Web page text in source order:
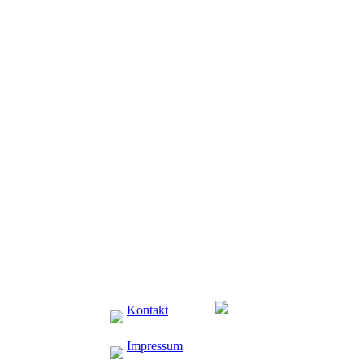
Kontakt
Impressum